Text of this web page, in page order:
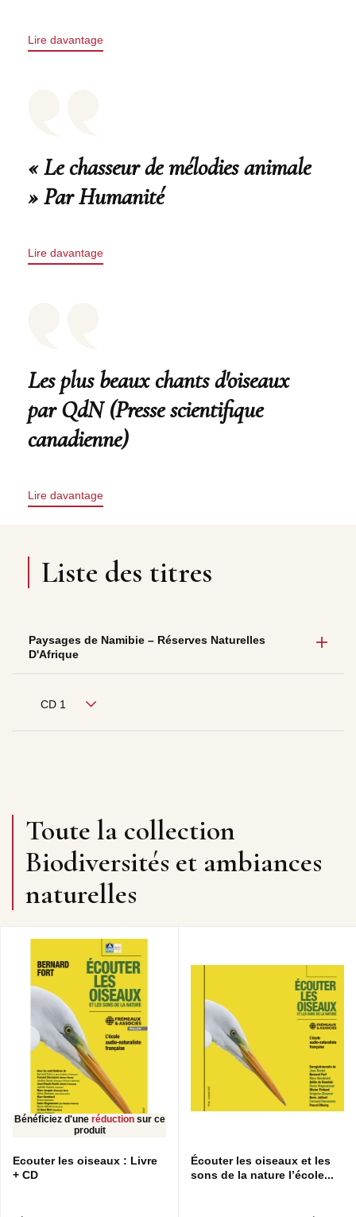
Lire davantage
« Le chasseur de mélodies animale
» Par Humanité
Lire davantage
Les plus beaux chants d'oiseaux
par QdN (Presse scientifique
canadienne)
Lire davantage
Liste des titres
Paysages de Namibie – Réserves Naturelles
D'Afrique
CD 1
Toute la collection
Biodiversités et ambiances
naturelles
Bénéficiez d'une réduction sur ce
produit
Ecouter les oiseaux : Livre
+ CD
Écouter les oiseaux et les
sons de la nature l’école...